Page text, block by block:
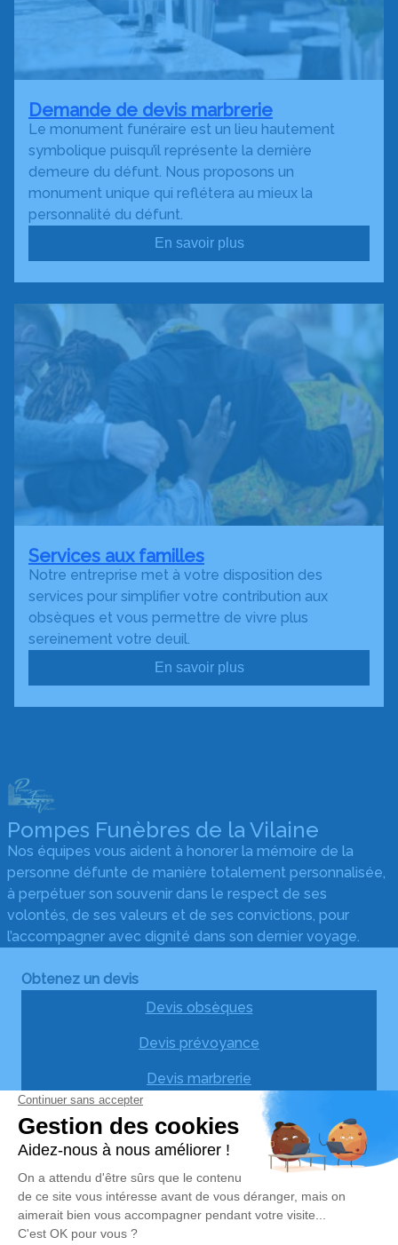
Demande de devis marbrerie
Le monument funéraire est un lieu hautement
symbolique puisqu’il représente la dernière
demeure du défunt. Nous proposons un
monument unique qui reflétera au mieux la
personnalité du défunt.
En savoir plus
Services aux familles
Notre entreprise met à votre disposition des
services pour simplifier votre contribution aux
obsèques et vous permettre de vivre plus
sereinement votre deuil.
En savoir plus
Pompes Funèbres de la Vilaine
Nos équipes vous aident à honorer la mémoire de la
personne défunte de manière totalement personnalisée,
à perpétuer son souvenir dans le respect de ses
volontés, de ses valeurs et de ses convictions, pour
l’accompagner avec dignité dans son dernier voyage.
Obtenez un devis
Devis obsèques
Devis prévoyance
Devis marbrerie
Notre agence
Pompes Funèbres De La Vilaine
02 55 02 39 64
pfdelavilaine@orange.fr
27 avenue de Pélouine – 35480 – Guipry-Messac